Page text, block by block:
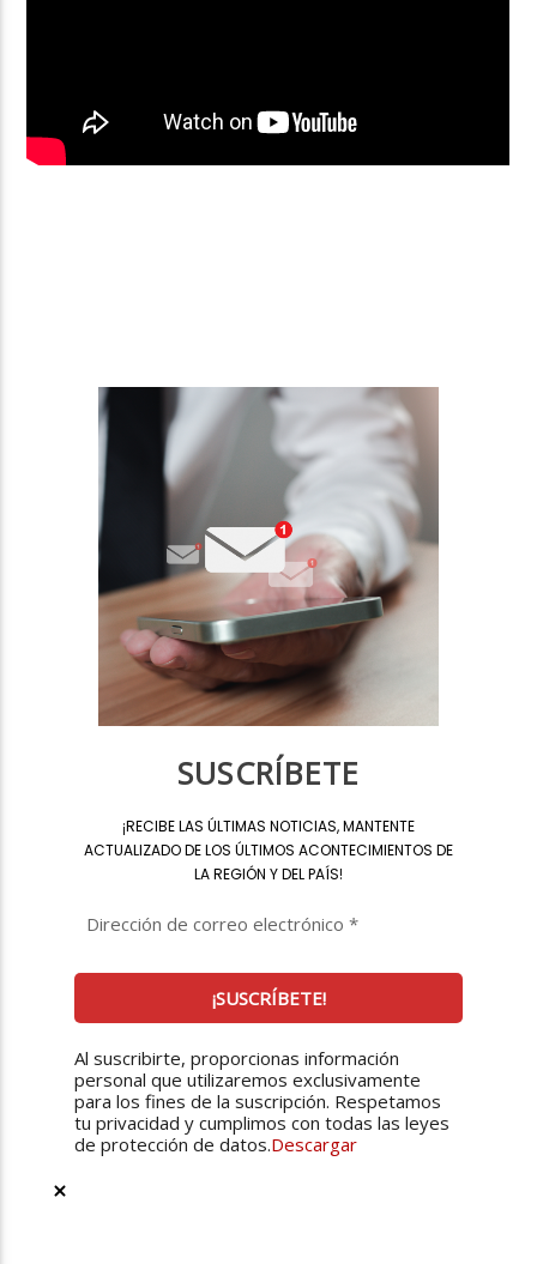
SUSCRÍBETE
¡RECIBE LAS ÚLTIMAS NOTICIAS, MANTENTE
ACTUALIZADO DE LOS ÚLTIMOS ACONTECIMIENTOS DE
LA REGIÓN Y DEL PAÍS!
Al suscribirte, proporcionas información
personal que utilizaremos exclusivamente
para los fines de la suscripción. Respetamos
tu privacidad y cumplimos con todas las leyes
de protección de datos.Descargar